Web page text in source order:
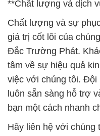
**Chất lượng và dịch
Chất lượng và sự
giá trị cốt lõi của
Đắc Trường Phát.
tâm về sự hiệu quả
việc với chúng tôi. Đội
luôn sẵn sàng hỗ trợ
bạn một cách nhanh
Hãy liên hệ với chúng